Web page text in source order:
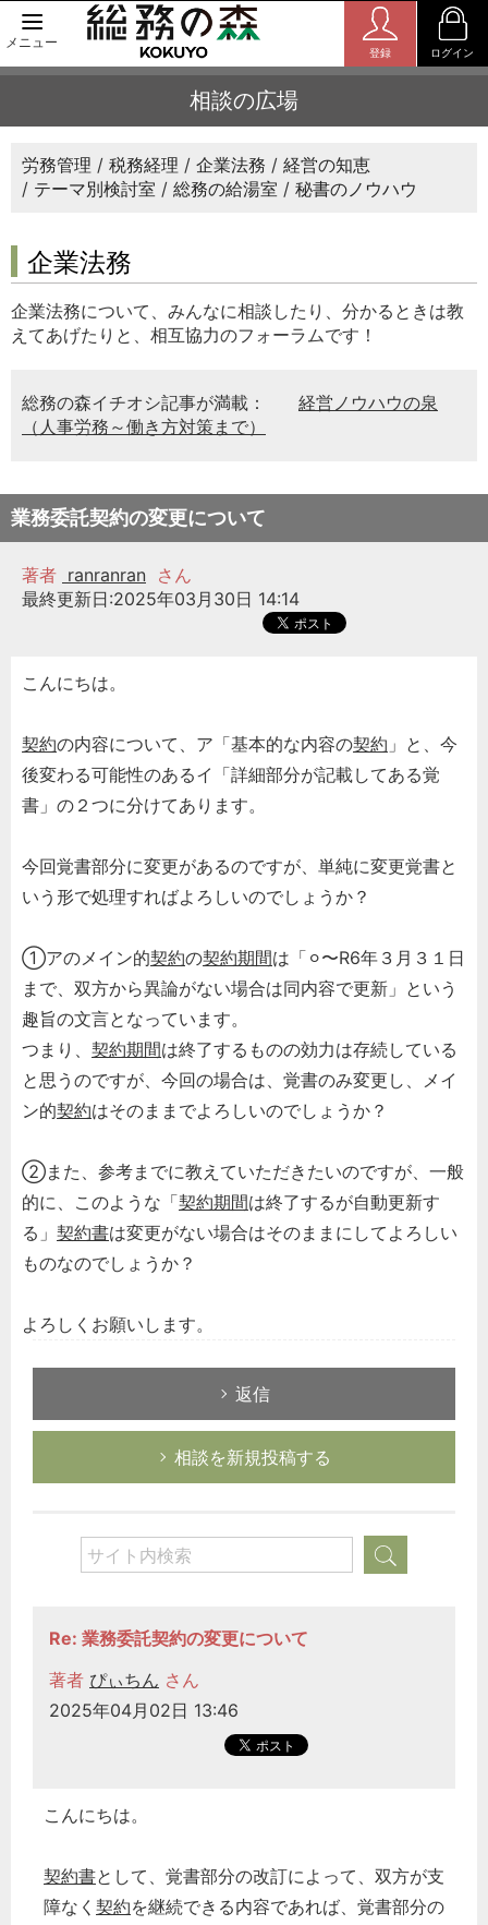
メニュー
登録 ログイン
相談の広場
労務管理 税務経理 企業法務
経営の知恵
テーマ別検討室
総務の給湯室 秘書のノウハウ
企業法務
企業法務について、みんなに相談したり、分かるときは教
えてあげたりと、相互協力のフォーラムです！
総務の森イチオシ記事が満載：
経営ノウハウの泉
（人事労務～働き方対策まで）
業務委託契約の変更について
著者 ranranran
さん
最終更新日:2025年03月30日 14:14
こんにちは。
契約の内容について、ア「基本的な内容の契約 」と、今
後変わる可能性のあるイ「詳細部分が記載してある覚
書」の２つに分けてあります。
今回覚書部分に変更があるのですが、単純に変更覚書と
いう形で処理すればよろしいのでしょうか？
①アのメイン的契約の契約期間は「⚪︎〜R6年３月３１日
まで、双方から異論がない場合は同内容で更新」という
趣旨の文言となっています。
つまり、 契約期間は終了するものの効力は存続している
と思うのですが、今回の場合は、覚書のみ変更し、メイ
ン的契約はそのままでよろしいのでしょうか？
②また、参考までに教えていただきたいのですが、一般
的に、このような「契約期間は終了するが自動更新す
る」 契約書は変更がない場合はそのままにしてよろしい
ものなのでしょうか？
よろしくお願いします。
返信
相談を新規投稿する
Re: 業務委託契約の変更について
著者 ぴぃちん さん
2025年04月02日 13:46
こんにちは。
契約書として、覚書部分の改訂によって、双方が支
障なく 契約を継続できる内容であれば、覚書部分の